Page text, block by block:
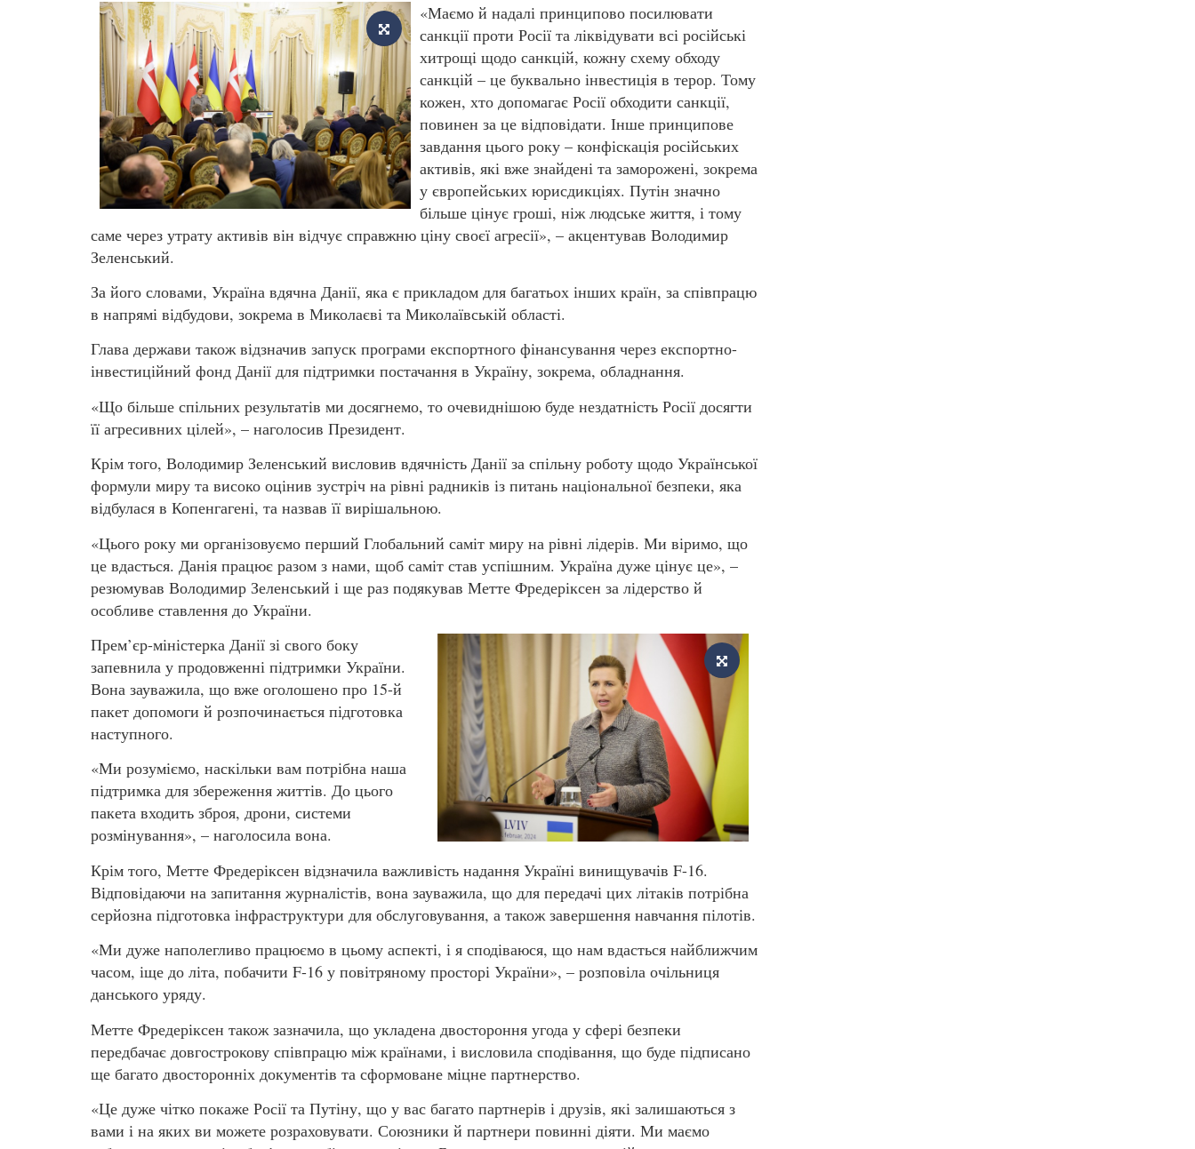
«Маємо й надалі принципово посилювати
санкції проти Росії та ліквідувати всі російські
хитрощі щодо санкцій, кожну схему обходу
санкцій – це буквально інвестиція в терор. Тому
кожен, хто допомагає Росії обходити санкції,
повинен за це відповідати. Інше принципове
завдання цього року – конфіскація російських
активів, які вже знайдені та заморожені, зокрема
у європейських юрисдикціях. Путін значно
більше цінує гроші, ніж людське життя, і тому
саме через утрату активів він відчує справжню ціну своєї агресії», – акцентував Володимир
Зеленський.
За його словами, Україна вдячна Данії, яка є прикладом для багатьох інших країн, за співпрацю
в напрямі відбудови, зокрема в Миколаєві та Миколаївській області.
Глава держави також відзначив запуск програми експортного фінансування через експортно-
інвестиційний фонд Данії для підтримки постачання в Україну, зокрема, обладнання.
«Що більше спільних результатів ми досягнемо, то очевиднішою буде нездатність Росії досягти
її агресивних цілей», – наголосив Президент.
Крім того, Володимир Зеленський висловив вдячність Данії за спільну роботу щодо Української
формули миру та високо оцінив зустріч на рівні радників із питань національної безпеки, яка
відбулася в Копенгагені, та назвав її вирішальною.
«Цього року ми організовуємо перший Глобальний саміт миру на рівні лідерів. Ми віримо, що
це вдасться. Данія працює разом з нами, щоб саміт став успішним. Україна дуже цінує це», –
резюмував Володимир Зеленський і ще раз подякував Метте Фредеріксен за лідерство й
особливе ставлення до України.
Прем’єр-міністерка Данії зі свого боку
запевнила у продовженні підтримки України.
Вона зауважила, що вже оголошено про 15-й
пакет допомоги й розпочинається підготовка
наступного.
«Ми розуміємо, наскільки вам потрібна наша
підтримка для збереження життів. До цього
пакета входить зброя, дрони, системи
розмінування», – наголосила вона.
Крім того, Метте Фредеріксен відзначила важливість надання Україні винищувачів F-16.
Відповідаючи на запитання журналістів, вона зауважила, що для передачі цих літаків потрібна
серйозна підготовка інфраструктури для обслуговування, а також завершення навчання пілотів.
«Ми дуже наполегливо працюємо в цьому аспекті, і я сподіваюся, що нам вдасться найближчим
часом, іще до літа, побачити F-16 у повітряному просторі України», – розповіла очільниця
данського уряду.
Метте Фредеріксен також зазначила, що укладена двостороння угода у сфері безпеки
передбачає довгострокову співпрацю між країнами, і висловила сподівання, що буде підписано
ще багато двосторонніх документів та сформоване міцне партнерство.
«Це дуже чітко покаже Росії та Путіну, що у вас багато партнерів і друзів, які залишаються з
вами і на яких ви можете розраховувати. Союзники й партнери повинні діяти. Ми маємо